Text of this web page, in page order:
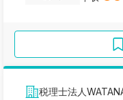
税理士法人